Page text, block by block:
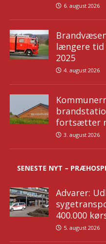
6. august 2026
længere tid
2025
4. august 2026
fortsætter
3. august 2026
SENESTE NYT –
Advarer:
400.000
5. august 2026